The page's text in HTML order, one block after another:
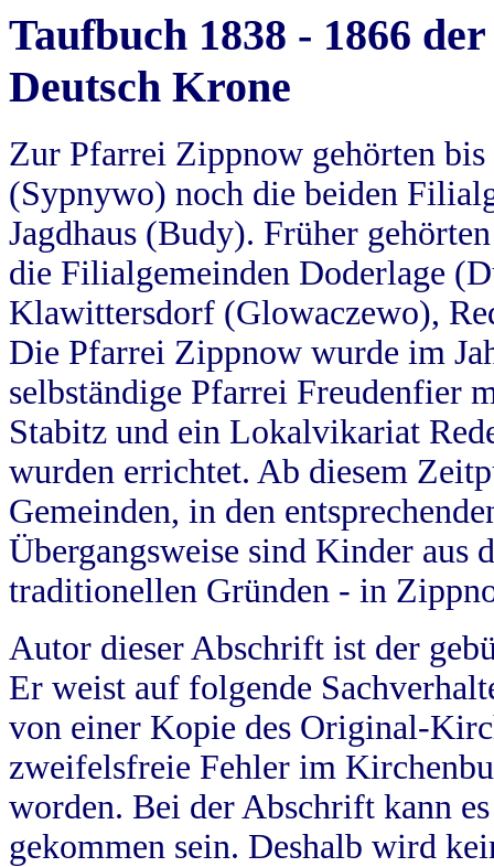
Taufbuch 1838 - 1866
Deutsch Krone
Zur Pfarrei Zippnow gehörten
(Sypnywo) noch die beiden
Jagdhaus (Budy). Früher
die Filialgemeinden Doderlage
Klawittersdorf (Glowaczewo),
Die Pfarrei Zippnow wurde im
selbständige Pfarrei Freudenfier
Stabitz und ein Lokalvikariat
wurden errichtet. Ab diesem
Gemeinden, in den
Übergangsweise sind Kinder aus
traditionellen Gründen - in
Autor dieser Abschrift ist der
Er weist auf folgende
von einer Kopie des Original-
zweifelsfreie Fehler im
worden. Bei der Abschrift kann
gekommen sein. Deshalb wird